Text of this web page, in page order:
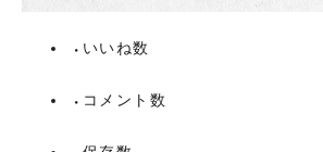
いいね数
コメント数